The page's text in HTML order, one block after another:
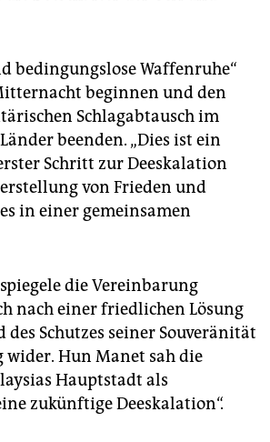
bedingungslose Waffenruhe“
beginnen und den
Schlagabtausch im
beenden. „Dies ist ein
Schritt zur Deeskalation
von Frieden und
in einer gemeinsamen
die Vereinbarung
nach einer friedlichen Lösung
Schutzes seiner Souveränität
wider. Hun Manet sah die
Hauptstadt als
zukünftige Deeskalation“.